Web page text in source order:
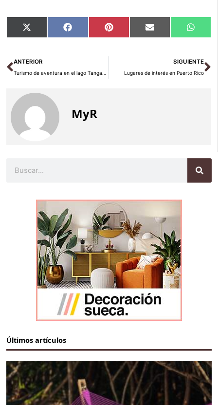
Compartir
en
X
(Twitter)
Compartir
en
Facebook Compartir
en
Pinterest Compartir
en
Email
en
Ant
ANTERIOR
Turismo de aventura en el lago Tanganica
SIGUIENTE
Lugares de interés en Puerto Rico
MyR
Últimos artículos